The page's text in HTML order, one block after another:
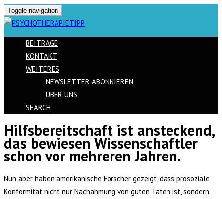
Toggle navigation
BEITRÄGE
KONTAKT
WEITERES
NEWSLETTER ABONNIEREN
ÜBER UNS
SEARCH
Skip
to
content
Hilfsbereitschaft ist ansteckend,
das bewiesen Wissenschaftler
schon vor mehreren Jahren.
Nun aber haben amerikanische Forscher gezeigt, dass prosoziale
Konformität nicht nur Nachahmung von guten Taten ist, sondern